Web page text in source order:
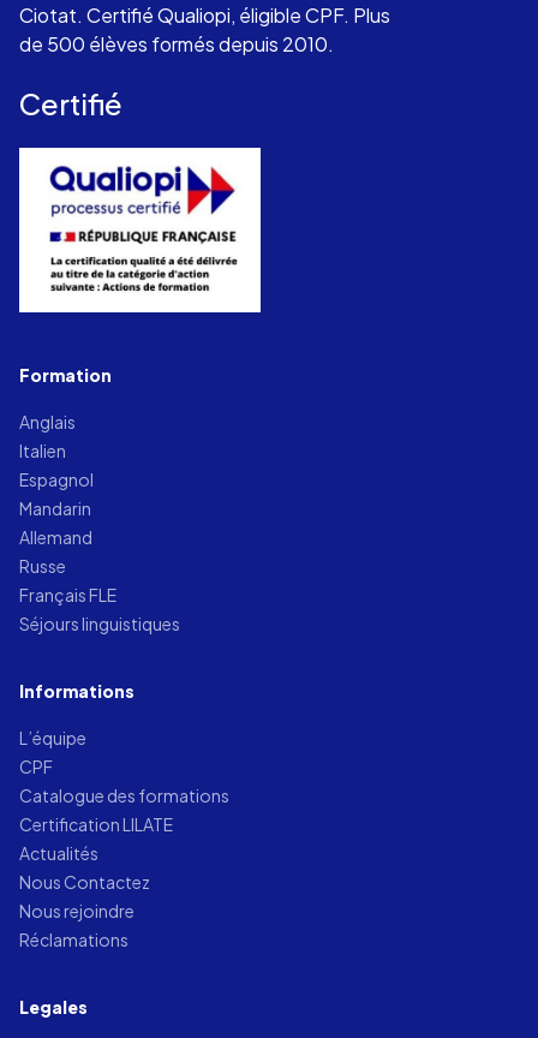
Ciotat. Certifié Qualiopi, éligible CPF. Plus
de 500 élèves formés depuis 2010.
Certifié
Formation
Anglais
Italien
Espagnol
Mandarin
Allemand
Russe
Français FLE
Séjours linguistiques
Informations
L’équipe
CPF
Catalogue des formations
Certification LILATE
Actualités
Nous Contactez
Nous rejoindre
Réclamations
Legales